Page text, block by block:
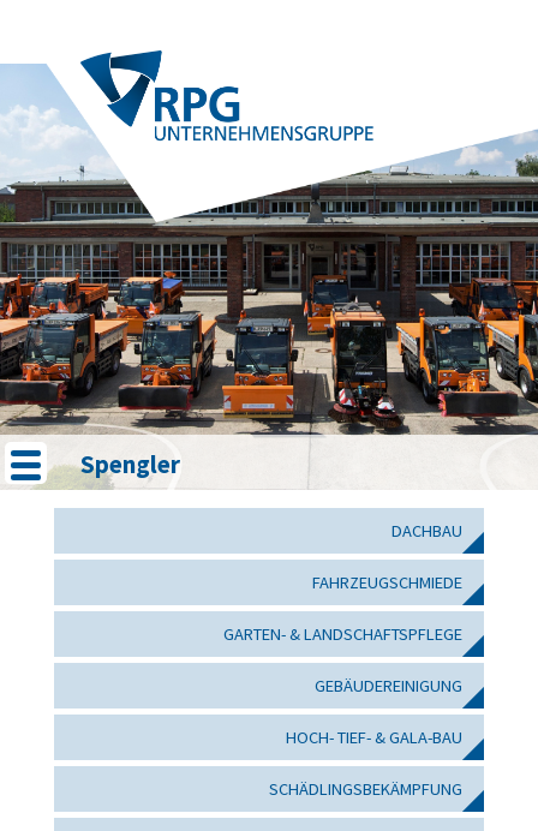
Spengler
DACHBAU
FAHRZEUGSCHMIEDE
GARTEN- & LANDSCHAFTSPFLEGE
GEBÄUDEREINIGUNG
HOCH- TIEF- & GALA-BAU
SCHÄDLINGSBEKÄMPFUNG